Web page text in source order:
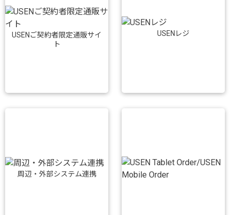
USENご契約者限定通販サイ
ト
USENレジ
周辺・外部システム連携